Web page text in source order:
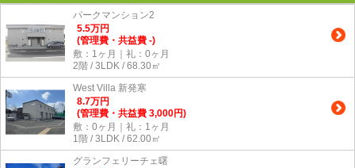
パークマンション2
5.5万円
(管理費・共益費 -)
敷：1ヶ月｜礼：0ヶ月
2階 / 3LDK / 68.30㎡
West Villa 新発寒
8.7万円
(管理費・共益費 3,000円)
敷：0ヶ月｜礼：1ヶ月
1階 / 3LDK / 62.00㎡
グランフェリーチェ曙